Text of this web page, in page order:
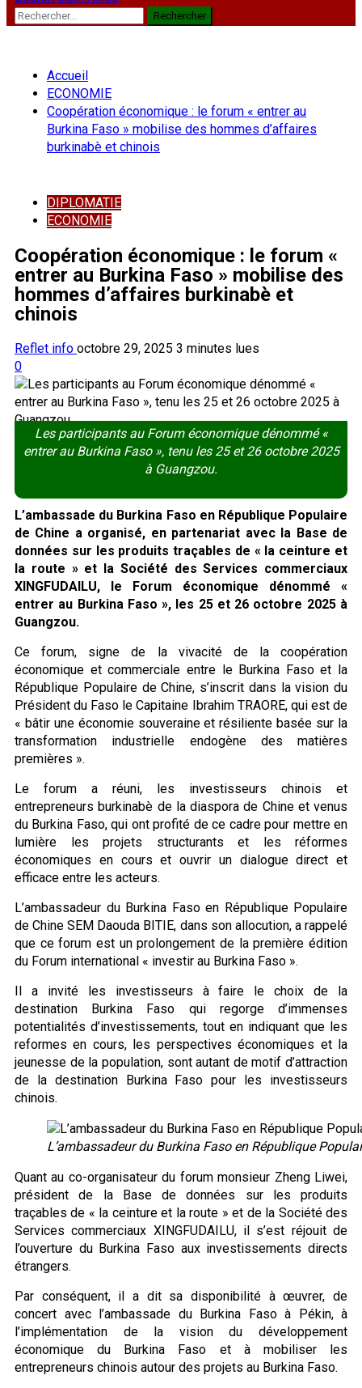
Rechercher :
Accueil
ECONOMIE
Coopération économique : le forum « entrer au
Burkina Faso » mobilise des hommes d’affaires
burkinabè et chinois
DIPLOMATIE
ECONOMIE
Coopération économique : le forum «
entrer au Burkina Faso » mobilise des
hommes d’affaires burkinabè et
chinois
Reflet info octobre 29, 2025 3 minutes lues
0
Les participants au Forum économique dénommé «
entrer au Burkina Faso », tenu les 25 et 26 octobre 2025
à Guangzou.
L’ambassade du Burkina Faso en République Populaire
de Chine a organisé, en partenariat avec la Base de
données sur les produits traçables de « la ceinture et
la route » et la Société des Services commerciaux
XINGFUDAILU, le Forum économique dénommé «
entrer au Burkina Faso », les 25 et 26 octobre 2025 à
Guangzou.
Ce forum, signe de la vivacité de la coopération
économique et commerciale entre le Burkina Faso et la
République Populaire de Chine, s’inscrit dans la vision du
Président du Faso le Capitaine Ibrahim TRAORE, qui est de
« bâtir une économie souveraine et résiliente basée sur la
transformation industrielle endogène des matières
premières ».
Le forum a réuni, les investisseurs chinois et
entrepreneurs burkinabè de la diaspora de Chine et venus
du Burkina Faso, qui ont profité de ce cadre pour mettre en
lumière les projets structurants et les réformes
économiques en cours et ouvrir un dialogue direct et
efficace entre les acteurs.
L’ambassadeur du Burkina Faso en République Populaire
de Chine SEM Daouda BITIE, dans son allocution, a rappelé
que ce forum est un prolongement de la première édition
du Forum international « investir au Burkina Faso ».
Il a invité les investisseurs à faire le choix de la
destination Burkina Faso qui regorge d’immenses
potentialités d’investissements, tout en indiquant que les
reformes en cours, les perspectives économiques et la
jeunesse de la population, sont autant de motif d’attraction
de la destination Burkina Faso pour les investisseurs
chinois.
L’ambassadeur du Burkina Faso en République
Quant au co-organisateur du forum monsieur Zheng Liwei,
président de la Base de données sur les produits
traçables de « la ceinture et la route » et de la Société des
Services commerciaux XINGFUDAILU, il s’est réjouit de
l’ouverture du Burkina Faso aux investissements directs
étrangers.
Par conséquent, il a dit sa disponibilité à œuvrer, de
concert avec l’ambassade du Burkina Faso à Pékin, à
l’implémentation de la vision du développement
économique du Burkina Faso et à mobiliser les
entrepreneurs chinois autour des projets au Burkina Faso.